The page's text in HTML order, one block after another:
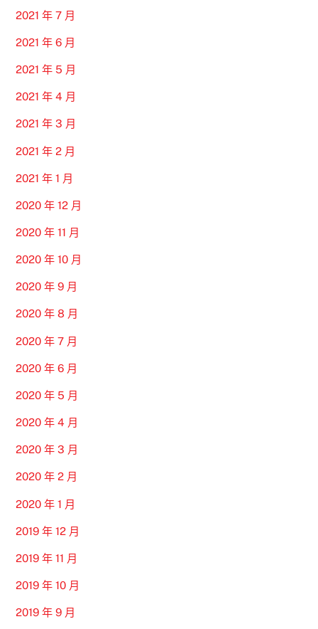
2021 年 7 月
2021 年 6 月
2021 年 5 月
2021 年 4 月
2021 年 3 月
2021 年 2 月
2021 年 1 月
2020 年 12 月
2020 年 11 月
2020 年 10 月
2020 年 9 月
2020 年 8 月
2020 年 7 月
2020 年 6 月
2020 年 5 月
2020 年 4 月
2020 年 3 月
2020 年 2 月
2020 年 1 月
2019 年 12 月
2019 年 11 月
2019 年 10 月
2019 年 9 月